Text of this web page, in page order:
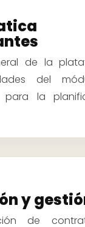
de la
del
para la
y
de